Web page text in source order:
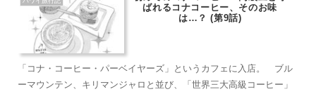
ばれるコナコーヒー、そのお味
は…？ (第9話)
「コナ・コーヒー・パーベイヤーズ」というカフェに入店。 ブル
ーマウンテン、キリマンジャロと並び、「世界三大高級コーヒー」